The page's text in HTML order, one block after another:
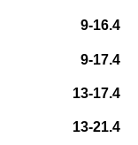
9-16.4
9-17.4
13-17.4
13-21.4